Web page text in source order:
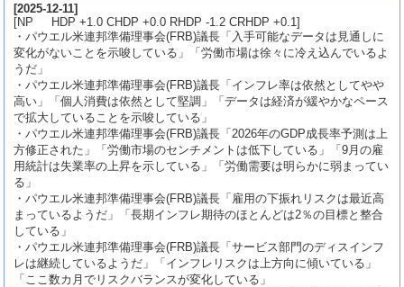
[2025-12-11]
[NP HDP +1.0 CHDP +0.0 RHDP -1.2 CRHDP +0.1]
・パウエル米連邦準備理事会(FRB)議長「入手可能なデータは見通しに
変化がないことを示唆している」「労働市場は徐々に冷え込んでいるよ
うだ」
・パウエル米連邦準備理事会(FRB)議長「インフレ率は依然としてやや
高い」「個人消費は依然として堅調」「データは経済が緩やかなペース
で拡大していることを示唆している」
・パウエル米連邦準備理事会(FRB)議長「2026年のGDP成長率予測は上
方修正された」「労働市場のセンチメントは低下している」「9月の雇
用統計は失業率の上昇を示している」「労働需要は明らかに弱まってい
る」
・パウエル米連邦準備理事会(FRB)議長「雇用の下振れリスクは最近高
まっているようだ」「長期インフレ期待のほとんどは2％の目標と整合
している」
・パウエル米連邦準備理事会(FRB)議長「サービス部門のディスインフ
レは継続しているようだ」「インフレリスクは上方向に傾いている」
「ここ数カ月でリスクバランスが変化している」